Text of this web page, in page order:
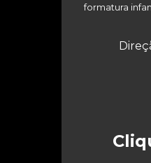
formatura